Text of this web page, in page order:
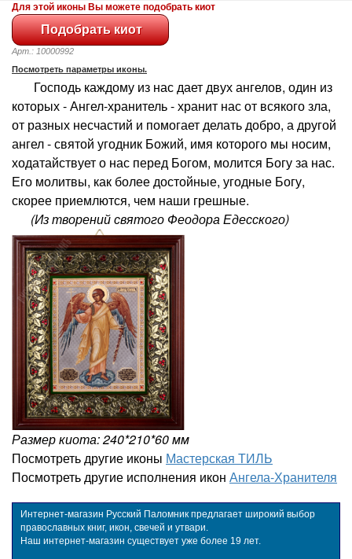
Для этой иконы Вы можете подобрать киот
Арт.: 10000992
Посмотреть параметры иконы.
Господь каждому из нас дает двух ангелов, один из
которых - Ангел-хранитель - хранит нас от всякого зла,
от разных несчастий и помогает делать добро, а другой
ангел - святой угодник Божий, имя которого мы носим,
ходатайствует о нас перед Богом, молится Богу за нас.
Его молитвы, как более достойные, угодные Богу,
скорее приемлются, чем наши грешные.
(Из творений святого Феодора Едесского)
Размер киота: 240*210*60 мм
Посмотреть другие иконы Мастерская ТИЛЬ
Посмотреть другие исполнения икон Ангела-Хранителя
Интернет-магазин Русский Паломник предлагает широкий выбор
православных книг, икон, свечей и утвари.
Наш интернет-магазин существует уже более 19 лет.